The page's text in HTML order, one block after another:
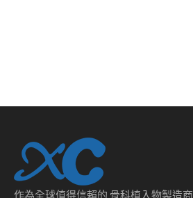
作為全球值得信賴的 骨科植入物製造商